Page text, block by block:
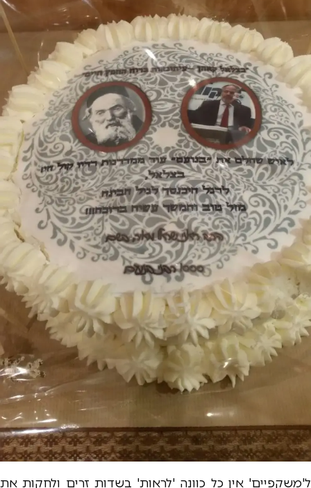
ל'משקפיים' אין כל כוונה 'לראות' בשדות זרים ולחקות את